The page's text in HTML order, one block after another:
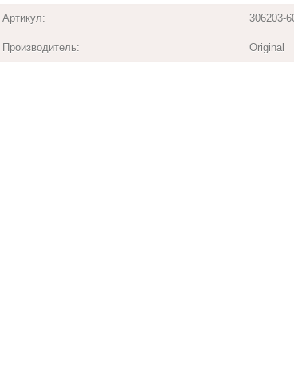
Артикул: 306203-
Производитель: Original